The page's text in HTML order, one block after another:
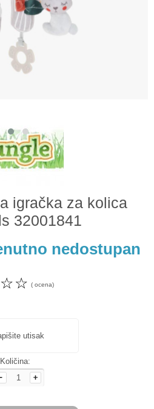
igračka za kolica
32001841
nedostupan
☆
☆ ( ocena)
utisak
Količina: